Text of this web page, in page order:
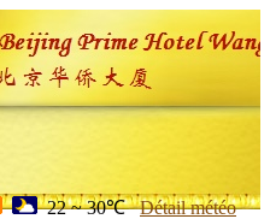
22 ~ 30℃ Détail météo